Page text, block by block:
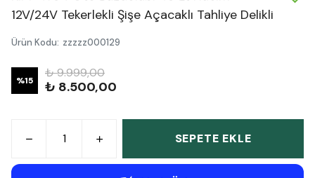
12V/24V Tekerlekli Şişe Açacaklı Tahliye Delikli
Ürün Kodu: zzzzz000129
%15
₺ 9.999,00
₺ 8.500,00
SEPETE EKLE